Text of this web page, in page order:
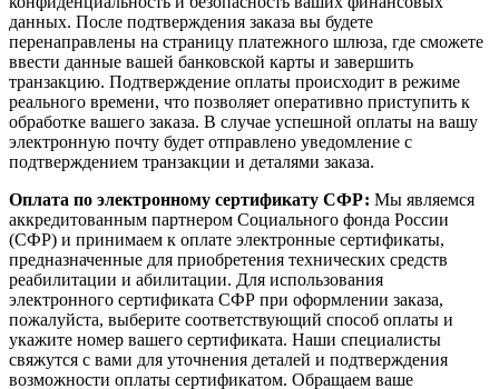
данных. После подтверждения заказа вы будете
перенаправлены на страницу платежного шлюза, где сможете
ввести данные вашей банковской карты и завершить
транзакцию. Подтверждение оплаты происходит в режиме
реального времени, что позволяет оперативно приступить к
обработке вашего заказа. В случае успешной оплаты на вашу
электронную почту будет отправлено уведомление с
подтверждением транзакции и деталями заказа.
Оплата по электронному сертификату СФР: Мы являемся
аккредитованным партнером Социального фонда России
(СФР) и принимаем к оплате электронные сертификаты,
предназначенные для приобретения технических средств
реабилитации и абилитации. Для использования
электронного сертификата СФР при оформлении заказа,
пожалуйста, выберите соответствующий способ оплаты и
укажите номер вашего сертификата. Наши специалисты
свяжутся с вами для уточнения деталей и подтверждения
возможности оплаты сертификатом. Обращаем ваше